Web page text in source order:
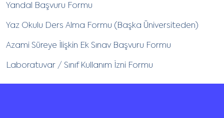
Yandal Başvuru Formu
Yaz Okulu Ders Alma Formu (Başka Üniversiteden)
Azami Süreye İlişkin Ek Sınav Başvuru Formu
Laboratuvar / Sınıf Kullanım İzni Formu